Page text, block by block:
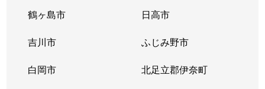
鶴ヶ島市 日高市
吉川市 ふじみ野市
白岡市 北足立郡伊奈町